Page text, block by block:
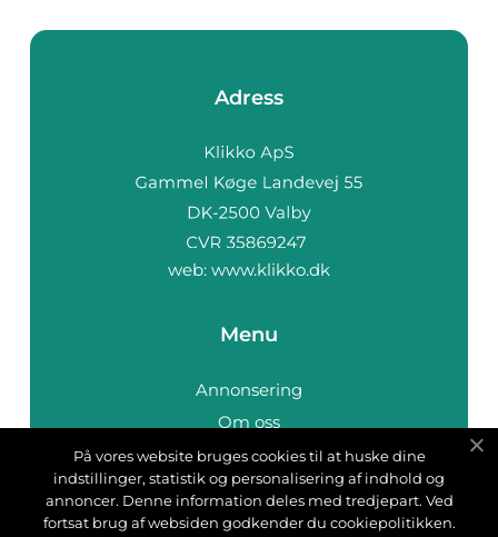
Adress
web: www.klikko.dk
Menu
Annonsering
Om oss
Cookies
Kontakta oss
Sitemap
På vores website bruges cookies til at huske dine
indstillinger, statistik og personalisering af indhold og
annoncer. Denne information deles med tredjepart. Ved
fortsat brug af websiden godkender du cookiepolitikken.